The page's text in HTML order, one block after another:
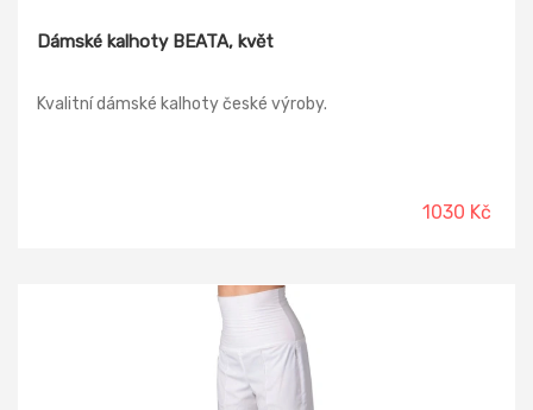
Dámské kalhoty BEATA, květ
Kvalitní dámské kalhoty české výroby.
1030 Kč